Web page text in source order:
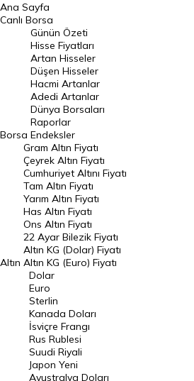
BIST 100 Hisseleri
En Çok Artan Hisseler
En Çok Düşen Hisseler
Hacmi Artanlar
Geçmiş Kapanışlar
Dünya Borsaları
Raporlar
Endeksler
DÖVİZ
Döviz Kuru
Dolar Kuru
Euro Kuru
Pound Kuru
Frank Kuru
Riyal Kuru
Avustralya Doları
Ana Sayfa
Canlı Borsa
Borsa
Günün Özeti
Hisse Fiyatları
Artan Hisseler
Düşen Hisseler
Hacmi Artanlar
Adedi Artanlar
Dünya Borsaları
Raporlar
Endeksler
Altın
Gram Altın Fiyatı
Çeyrek Altın Fiyatı
Cumhuriyet Altını Fiyatı
Tam Altın Fiyatı
Yarım Altın Fiyatı
Has Altın Fiyatı
Ons Altın Fiyatı
22 Ayar Bilezik Fiyatı
Altın KG (Dolar) Fiyatı
Altın KG (Euro) Fiyatı
Dolar
Euro
Sterlin
Kanada Doları
İsviçre Frangı
Rus Rublesi
Suudi Riyali
Japon Yeni
Avustralya Doları